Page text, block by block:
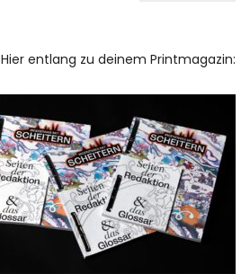
Hier entlang zu deinem Printmagazin: